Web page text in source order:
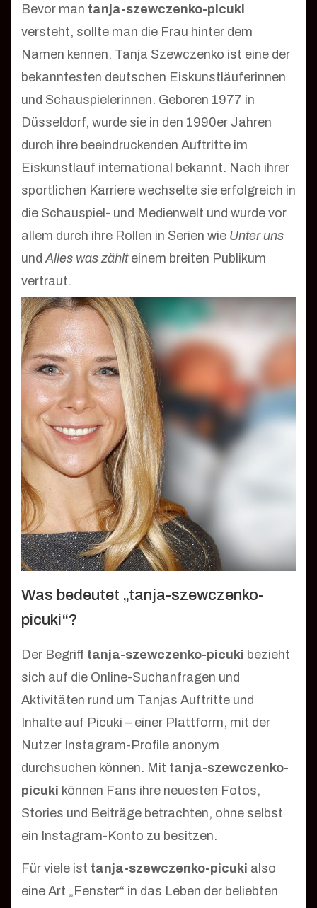
Bevor man tanja-szewczenko-picuki
versteht, sollte man die Frau hinter dem
Namen kennen. Tanja Szewczenko ist eine der
bekanntesten deutschen Eiskunstläuferinnen
und Schauspielerinnen. Geboren 1977 in
Düsseldorf, wurde sie in den 1990er Jahren
durch ihre beeindruckenden Auftritte im
Eiskunstlauf international bekannt. Nach ihrer
sportlichen Karriere wechselte sie erfolgreich in
die Schauspiel- und Medienwelt und wurde vor
allem durch ihre Rollen in Serien wie Unter uns
undAlles was zählteinem breiten Publikum
vertraut.
Was bedeutet „tanja-szewczenko-
picuki“?
Der Begriff tanja-szewczenko-picuki bezieht
sich auf die Online-Suchanfragen und
Aktivitäten rund um Tanjas Auftritte und
Inhalte auf Picuki – einer Plattform, mit der
Nutzer Instagram-Profile anonym
durchsuchen können. Mit tanja-szewczenko-
picuki können Fans ihre neuesten Fotos,
Stories und Beiträge betrachten, ohne selbst
ein Instagram-Konto zu besitzen.
Für viele ist tanja-szewczenko-picuki also
eine Art „Fenster“ in das Leben der beliebten